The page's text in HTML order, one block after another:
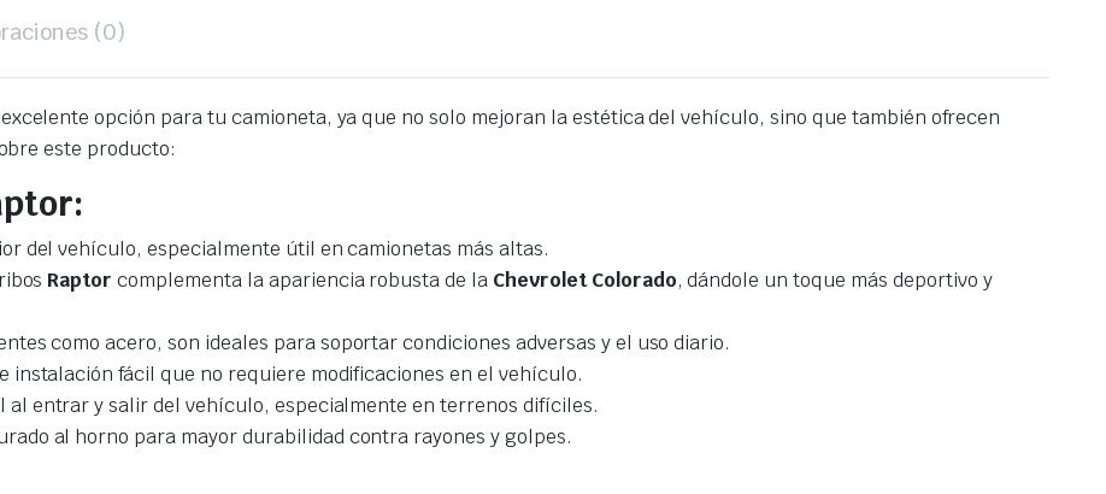
(0)
opción para tu camioneta, ya que no solo mejoran la estética del vehículo, sino que también ofrecen
este producto:
del vehículo, especialmente útil en camionetas más altas.
Raptor complementa la apariencia robusta de la Chevrolet Colorado, dándole un toque más deportivo y
como acero, son ideales para soportar condiciones adversas y el uso diario.
instalación fácil que no requiere modificaciones en el vehículo.
entrar y salir del vehículo, especialmente en terrenos difíciles.
al horno para mayor durabilidad contra rayones y golpes.